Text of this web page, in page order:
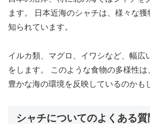
ます。 日本近海のシャチは、様々な
知られています。
イルカ類、マグロ、イワシなど、幅広
をします。 このような食物の多様性は
豊かな海の環境を反映しているのかも
シャチについてのよくある質